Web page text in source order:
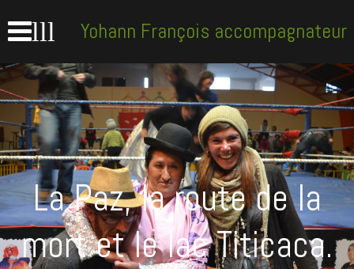
lll Yohann François accompagnateur
en montagne
La Paz, la route de la
mort et le lac Titicaca.